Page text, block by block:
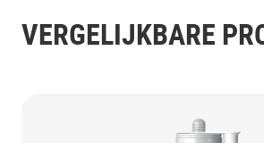
VERGELIJKBARE